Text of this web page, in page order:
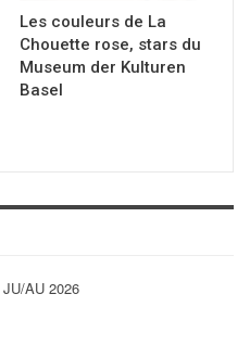
Les couleurs de La
Chouette rose, stars du
Museum der Kulturen
Basel
AU 2026